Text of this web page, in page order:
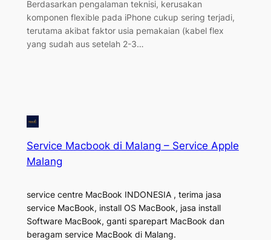
Berdasarkan pengalaman teknisi, kerusakan
komponen flexible pada iPhone cukup sering terjadi,
terutama akibat faktor usia pemakaian (kabel flex
yang sudah aus setelah 2-3…
Service Macbook di Malang – Service Apple
Malang
service centre MacBook INDONESIA , terima jasa
service MacBook, install OS MacBook, jasa install
Software MacBook, ganti sparepart MacBook dan
beragam service MacBook di Malang.